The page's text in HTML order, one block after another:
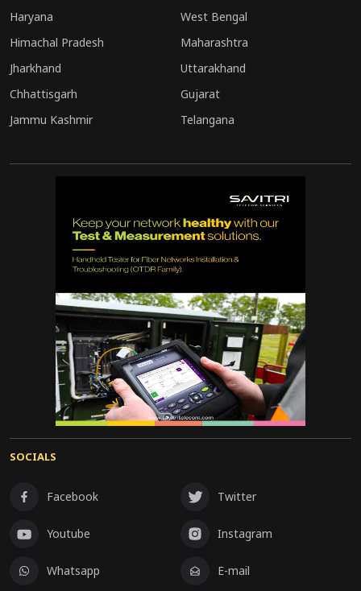
Haryana
West Bengal
Himachal Pradesh
Maharashtra
Jharkhand
Uttarakhand
Chhattisgarh
Gujarat
Jammu Kashmir
Telangana
SOCIALS
Facebook Twitter
Youtube Instagram
Whatsapp E-mail